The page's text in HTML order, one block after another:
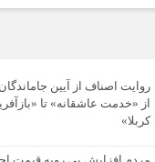
روایت اصناف از آیین
از «خدمت عاشقانه» تا
کربلا»